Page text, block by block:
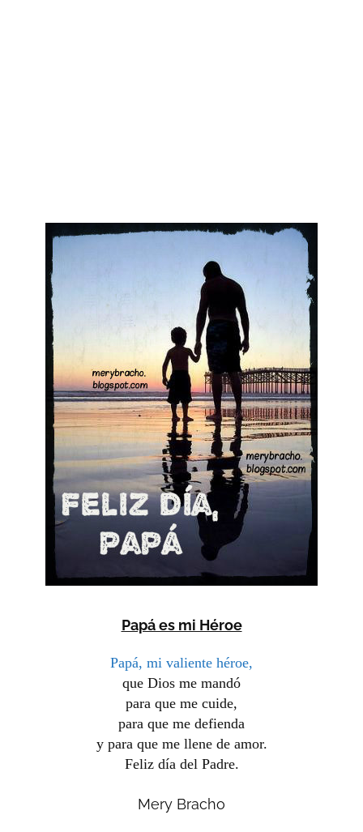
Papá es mi Héroe
Papá, mi valiente héroe,
que Dios me mandó
para que me cuide,
para que me defienda
y para que me llene de amor.
Feliz día del Padre.
Mery Bracho